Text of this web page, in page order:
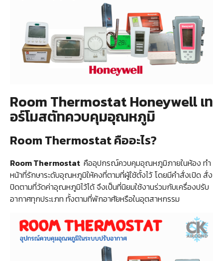
Room Thermostat Honeywell เท
อร์โมสตัทควบคุมอุณหภูมิ
Room Thermostat คืออะไร?
Room Thermostat คืออุปกรณ์ควบคุมอุณหภูมิภายในห้อง ทำ
หน้าที่รักษาระดับอุณหภูมิให้คงที่ตามที่ผู้ใช้ตั้งไว้ โดยมีคำสั่งเปิด สั่ง
ปิดตามที่วัดค่าอุณหภูมิไว้ได้ จึงเป็นที่นิยมใช้งานร่วมกับเครื่องปรับ
อากาศทุกประเภท ทั้งตามที่พักอาศัยหรือในอุตสาหกรรม